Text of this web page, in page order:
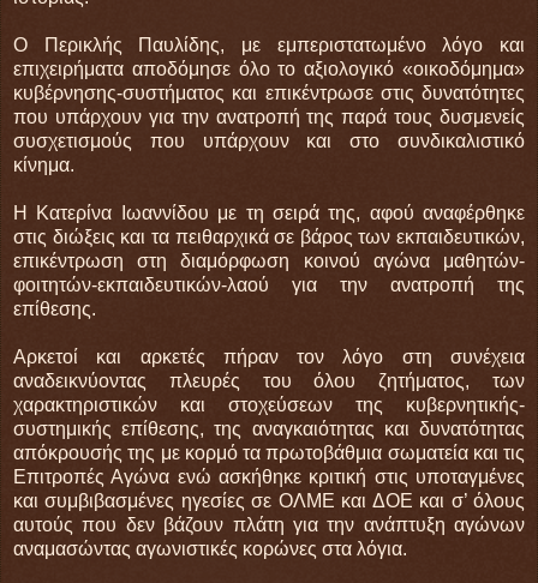
Ο Περικλής Παυλίδης, με εμπεριστατωμένο λόγο και
επιχειρήματα αποδόμησε όλο το αξιολογικό «οικοδόμημα»
κυβέρνησης-συστήματος και επικέντρωσε στις δυνατότητες
που υπάρχουν για την ανατροπή της παρά τους δυσμενείς
συσχετισμούς που υπάρχουν και στο συνδικαλιστικό
κίνημα.
Η Κατερίνα Ιωαννίδου με τη σειρά της, αφού αναφέρθηκε
στις διώξεις και τα πειθαρχικά σε βάρος των εκπαιδευτικών,
επικέντρωση στη διαμόρφωση κοινού αγώνα μαθητών-
φοιτητών-εκπαιδευτικών-λαού για την ανατροπή της
επίθεσης.
Αρκετοί και αρκετές πήραν τον λόγο στη συνέχεια
αναδεικνύοντας πλευρές του όλου ζητήματος, των
χαρακτηριστικών και στοχεύσεων της κυβερνητικής-
συστημικής επίθεσης, της αναγκαιότητας και δυνατότητας
απόκρουσής της με κορμό τα πρωτοβάθμια σωματεία και τις
Επιτροπές Αγώνα ενώ ασκήθηκε κριτική στις υποταγμένες
και συμβιβασμένες ηγεσίες σε ΟΛΜΕ και ΔΟΕ και σ’ όλους
αυτούς που δεν βάζουν πλάτη για την ανάπτυξη αγώνων
αναμασώντας αγωνιστικές κορώνες στα λόγια.